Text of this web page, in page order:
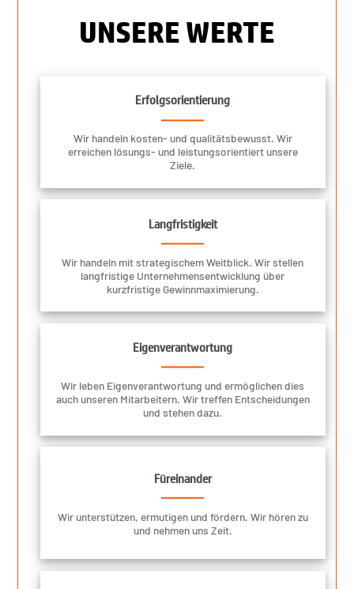
UNSERE WERTE
Erfolgsorientierung
Wir handeln kosten- und qualitätsbewusst. Wir
erreichen lösungs- und leistungsorientiert unsere
Ziele.
Langfristigkeit
Wir handeln mit strategischem Weitblick. Wir stellen
langfristige Unternehmensentwicklung über
kurzfristige Gewinnmaximierung.
Eigenverantwortung
Wir leben Eigenverantwortung und ermöglichen dies
auch unseren Mitarbeitern. Wir treffen Entscheidungen
und stehen dazu.
Füreinander
Wir unterstützen, ermutigen und fördern. Wir hören zu
und nehmen uns Zeit.